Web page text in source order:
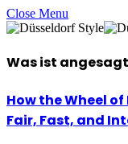
Close Menu
Was ist angesagt
How the Wheel
Fair, Fast, and